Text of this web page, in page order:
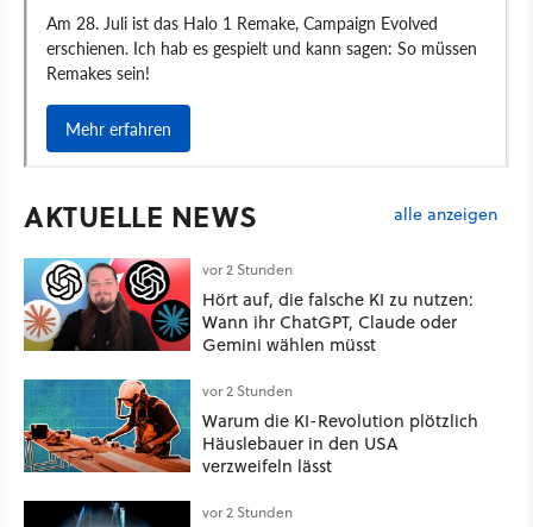
AKTUELLE NEWS alle anzeigen
vor 2 Stunden
Hört auf, die falsche KI zu nutzen:
Wann ihr ChatGPT, Claude oder
Gemini wählen müsst
vor 2 Stunden
Warum die KI-Revolution plötzlich
Häuslebauer in den USA
verzweifeln lässt
vor 2 Stunden